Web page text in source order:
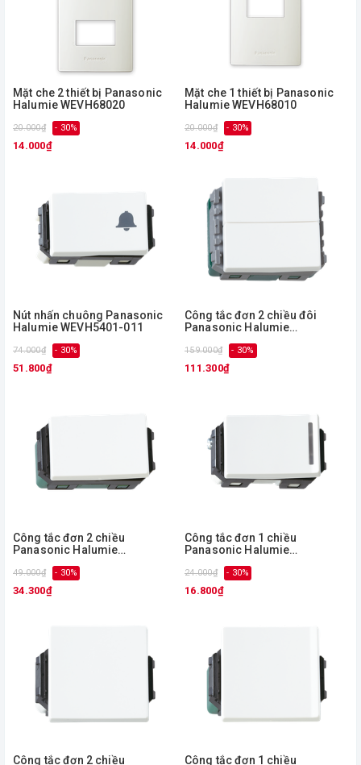
Mặt che 2 thiết bị Panasonic
Halumie WEVH68020
20.000₫ - 30%
14.000₫
Mặt che 1 thiết bị Panasonic
Halumie WEVH68010
20.000₫ - 30%
14.000₫
Nút nhấn chuông Panasonic
Halumie WEVH5401-011
74.000₫ - 30%
51.800₫
Công tắc đơn 2 chiều đôi
Panasonic Halumie
159.000₫ - 30%
111.300₫
Công tắc đơn 2 chiều
Panasonic Halumie
49.000₫ - 30%
34.300₫
Công tắc đơn 1 chiều
Panasonic Halumie
24.000₫ - 30%
16.800₫
Công tắc đơn 2 chiều Công tắc đơn 1 chiều